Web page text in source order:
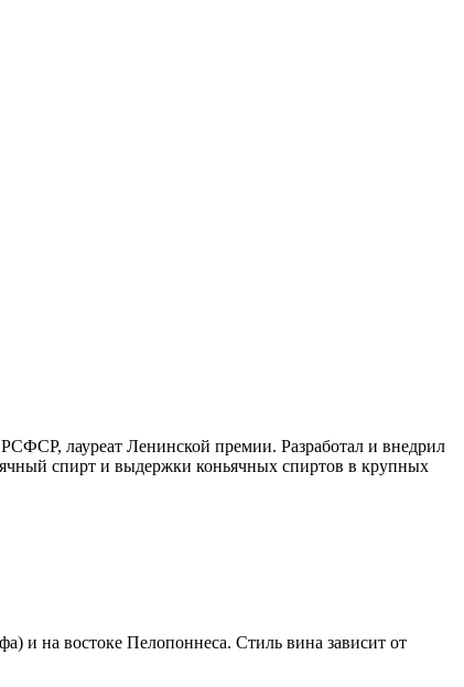
лауреат Ленинской премии. Разработал и внедрил
спирт и выдержки коньячных спиртов в крупных
и на востоке Пелопоннеса. Стиль вина зависит от